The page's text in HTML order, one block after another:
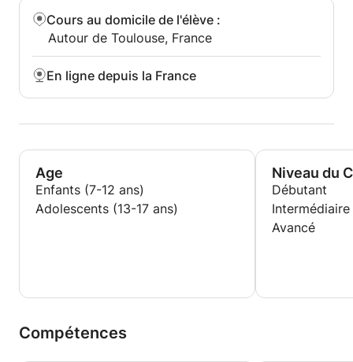
Cours au domicile de l'élève :
Autour de Toulouse, France
En ligne depuis la France
Age
Enfants (7-12 ans)
Adolescents (13-17 ans)
Niveau du
Débutant
Intermédiaire
Avancé
Compétences